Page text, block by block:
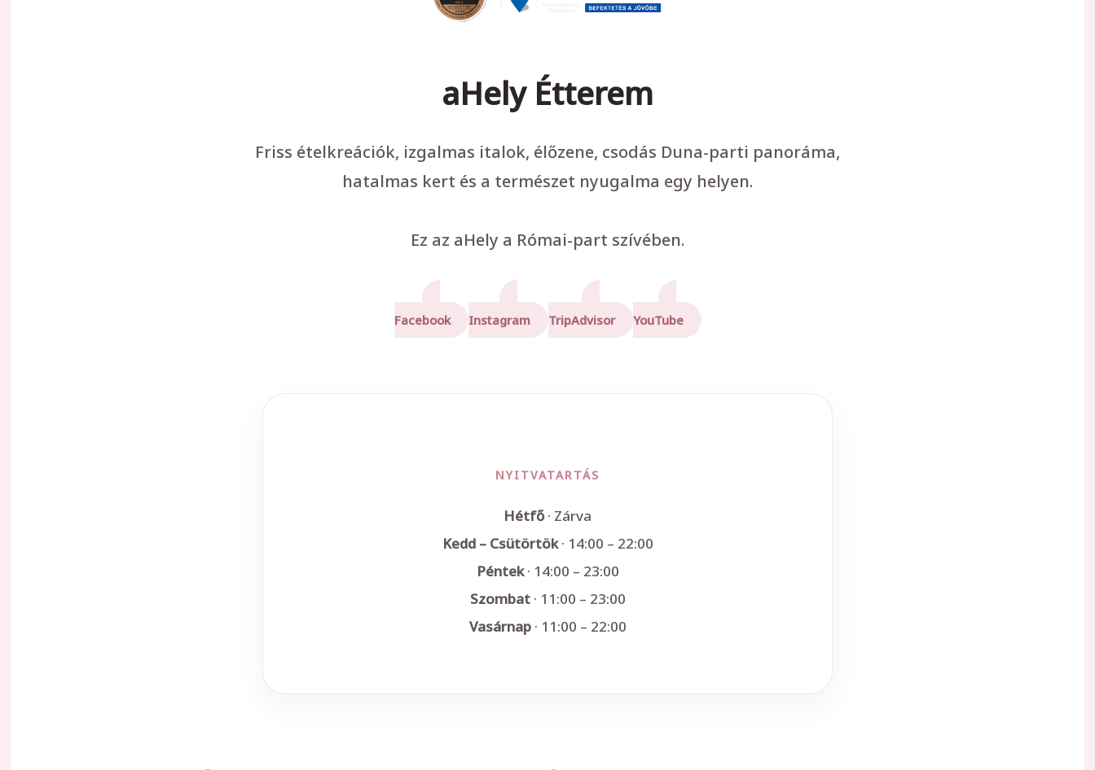
aHely Étterem
Friss ételkreációk, izgalmas italok, élőzene, csodás Duna-parti panoráma,
hatalmas kert és a természet nyugalma egy helyen.
Ez az aHely a Római-part szívében.
Facebook Instagram TripAdvisor YouTube
NYITVATARTÁS
Hétfő· Zárva
Kedd – Csütörtök· 14:00 – 22:00
Péntek· 14:00 – 23:00
Szombat· 11:00 – 23:00
Vasárnap· 11:00 – 22:00